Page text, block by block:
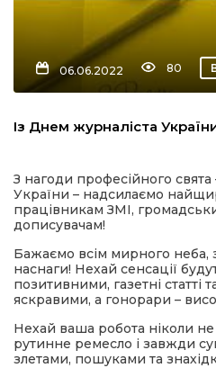
06.06.2022 80
Із Днем журналіста
З нагоди професійного свята
України – надсилаємо
працівникам ЗМІ,
дописувачам!
Бажаємо всім мирного неба,
наснаги! Нехай сенсації
позитивними, газетні статті
яскравими, а гонорари –
Нехай ваша робота ніколи
рутинне ремесло і завжди
злетами, пошуками та